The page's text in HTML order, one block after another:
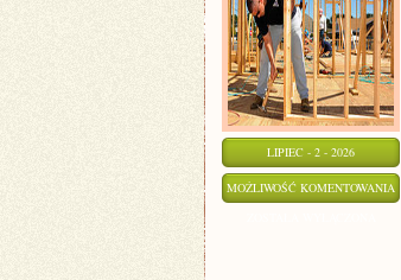
LIPIEC - 2 - 2026
MOŻLIWOŚĆ KOMENTOWANIA